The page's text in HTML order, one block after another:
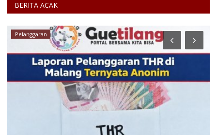
BERITA ACAK
Pelanggaran